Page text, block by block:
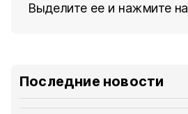
Выделите ее и нажмите на
Последние новости